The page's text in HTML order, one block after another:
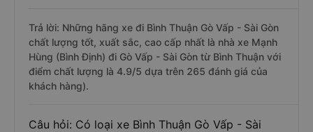
Trả lời: Những hãng xe đi Bình Thuận Gò Vấp - Sài Gòn
chất lượng tốt, xuất sắc, cao cấp nhất là nhà xe Mạnh
Hùng (Bình Định) đi Gò Vấp - Sài Gòn từ Bình Thuận với
điểm chất lượng là 4.9/5 dựa trên 265 đánh giá của
khách hàng).
Câu hỏi: Có loại xe Bình Thuận Gò Vấp - Sài